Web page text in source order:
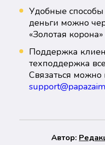
Удобные способы
деньги можно
«Золотая
Поддержка
техподдержка
Связаться можно
Автор: